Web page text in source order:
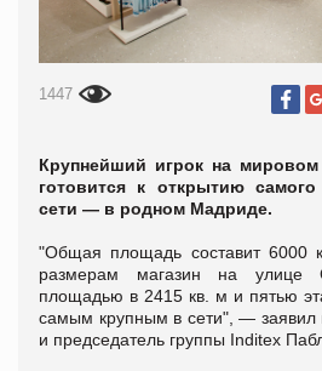
1447
Крупнейший игрок на
готовится к открытию
сети — в родном Мадриде.
"Общая площадь составит 6000
размерам магазин на улице
площадью в 2415 кв. м и пятью
самым крупным в сети", — заявил
и председатель группы Inditex